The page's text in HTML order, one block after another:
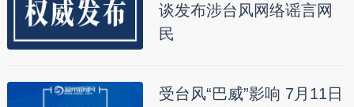
谈发布涉台风网络谣言网
民
受台风“巴威”影响 7月11日